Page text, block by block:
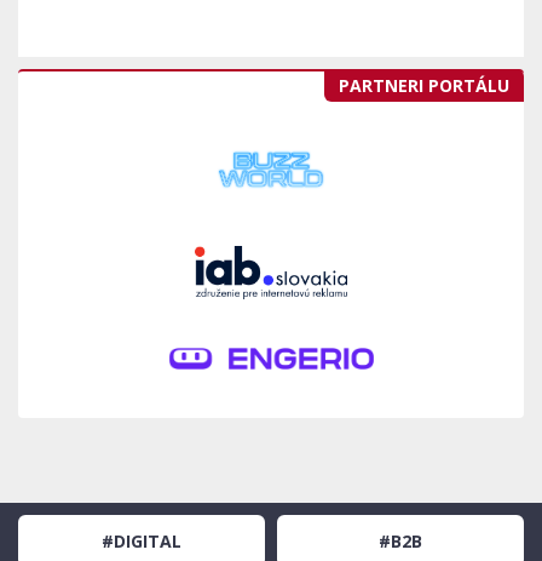
PARTNERI PORTÁLU
#DIGITAL #B2B